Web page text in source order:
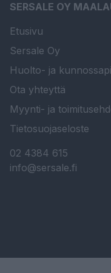
SERSALE OY
Etusivu
Sersale Oy
Huolto- ja
Ota yhteyttä
Myynti- ja
Tietosuojaseloste
02 4384 615
info@sersale.fi